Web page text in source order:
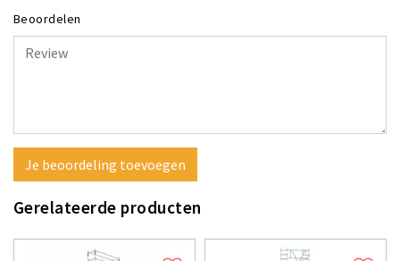
Beoordelen
Je beoordeling toevoegen
Gerelateerde producten